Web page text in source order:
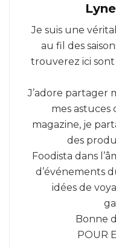
Je suis une
au fil des
trouverez ici sont
J’adore partager
mes astuces
magazine, je
des
Foodista dans
d’événements
idées de
Bonne
POUR